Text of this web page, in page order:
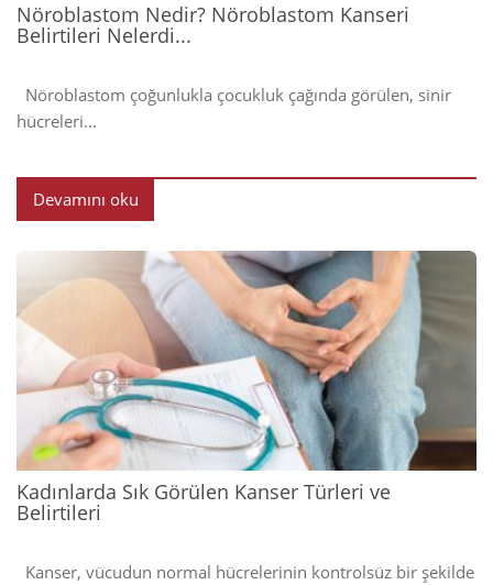
Nöroblastom Nedir? Nöroblastom Kanseri
Belirtileri Nelerdi...
Nöroblastom çoğunlukla çocukluk çağında görülen, sinir
hücreleri...
Devamını oku
Kadınlarda Sık Görülen Kanser Türleri ve
Belirtileri
Kanser, vücudun normal hücrelerinin kontrolsüz bir şekilde